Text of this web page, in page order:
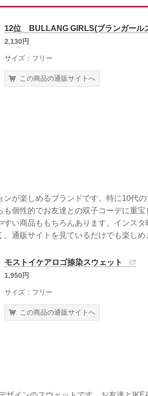
12位 BULLANG GIRLS(ブランガール
2,130円
サイズ：フリー
この商品の通販サイトへ
が楽しめるブランドです。特に10代の
個性的でお友達との双子コーデに重宝
い商品ももちろんあります。インスタ
通販サイトを見ているだけでも楽しめ
モストイケアロゴ捺染スウェット
1,950円
サイズ：フリー
この商品の通販サイトへ